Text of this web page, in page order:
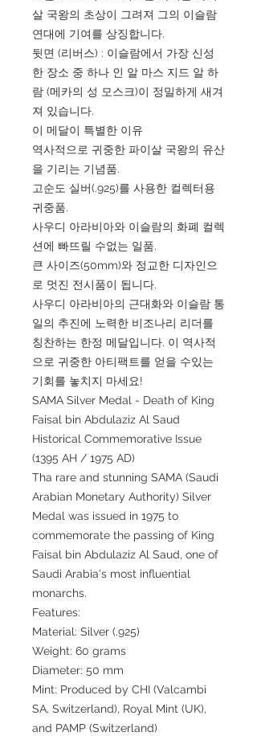
살 국왕의 초상이 그려져 그의 이슬람
연대에 기여를 상징합니다.
뒷면 (리버스) : 이슬람에서 가장 신성
한 장소 중 하나 인 알 마스 지드 알 하
람 (메카의 성 모스크)이 정밀하게 새겨
져 있습니다.
이 메달이 특별한 이유
역사적으로 귀중한 파이살 국왕의 유산
을 기리는 기념품.
고순도 실버(.925)를 사용한 컬렉터용
귀중품.
사우디 아라비아와 이슬람의 화폐 컬렉
션에 빠뜨릴 수없는 일품.
큰 사이즈(50mm)와 정교한 디자인으
로 멋진 전시품이 됩니다.
사우디 아라비아의 근대화와 이슬람 통
일의 추진에 노력한 비조나리 리더를
칭찬하는 한정 메달입니다. 이 역사적
으로 귀중한 아티팩트를 얻을 수있는
기회를 놓치지 마세요!
SAMA Silver Medal - Death of King
Faisal bin Abdulaziz Al Saud
Historical Commemorative Issue
(1395 AH / 1975 AD)
Tha rare and stunning SAMA (Saudi
Arabian Monetary Authority) Silver
Medal was issued in 1975 to
commemorate the passing of King
Faisal bin Abdulaziz Al Saud, one of
Saudi Arabia's most influential
monarchs.
Features:
Material: Silver (.925)
Weight: 60 grams
Diameter: 50 mm
Mint: Produced by CHI (Valcambi
SA, Switzerland), Royal Mint (UK),
and PAMP (Switzerland)